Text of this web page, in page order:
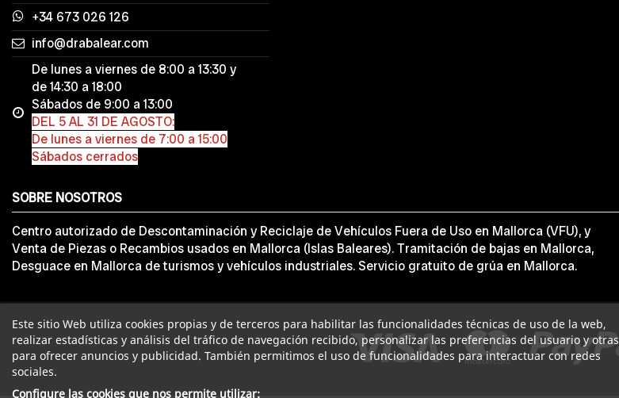
+34 673 026 126
info@drabalear.com
De lunes a viernes de 8:00 a 13:30 y
de 14:30 a 18:00
Sábados de 9:00 a 13:00
DEL 5 AL 31 DE AGOSTO:
De lunes a viernes de 7:00 a 15:00
Sábados cerrados
Este sitio Web utiliza cookies propias y de terceros para habilitar las funcionalidades técnicas de uso de la web,
realizar estadísticas y análisis del tráfico de navegación recibido, personalizar las preferencias del usuario y otras
para ofrecer anuncios y publicidad. También permitimos el uso de funcionalidades para interactuar con redes
sociales.
Configure las cookies que nos permite utilizar:
SOBRE NOSOTROS
Centro autorizado de Descontaminación y Reciclaje de Vehículos Fuera de Uso en Mallorca (VFU), y
Venta de Piezas o Recambios usados en Mallorca (Islas Baleares). Tramitación de bajas en Mallorca,
Desguace en Mallorca de turismos y vehículos industriales. Servicio gratuito de grúa en Mallorca.